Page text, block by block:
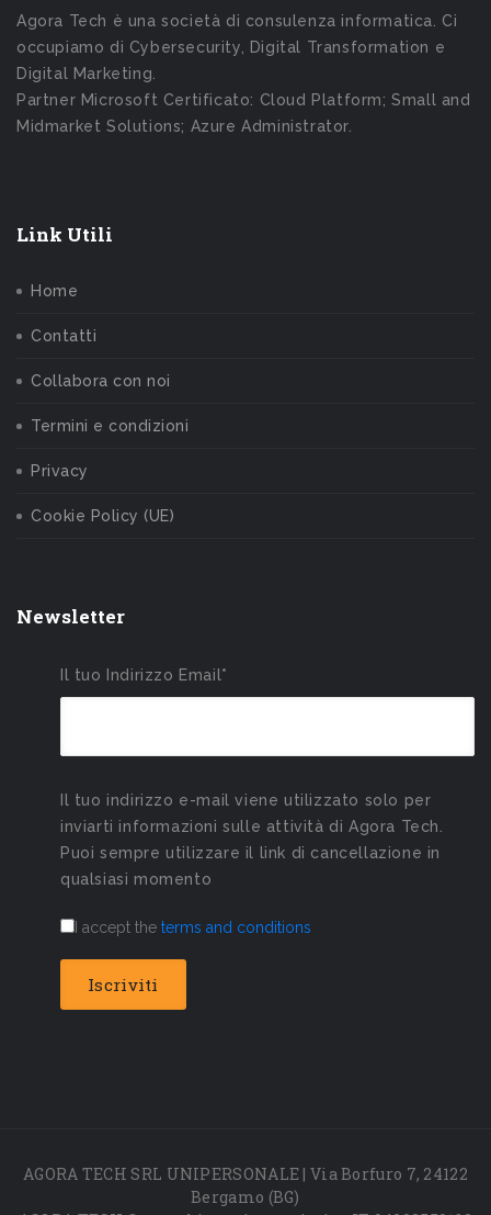
Agora Tech è una società di consulenza informatica. Ci
occupiamo di Cybersecurity, Digital Transformation e
Digital Marketing.
Partner Microsoft Certificato: Cloud Platform; Small and
Midmarket Solutions; Azure Administrator.
Link Utili
Home
Contatti
Collabora con noi
Termini e condizioni
Privacy
Cookie Policy (UE)
Newsletter
Il tuo Indirizzo Email*
Il tuo indirizzo e-mail viene utilizzato solo per
inviarti informazioni sulle attività di Agora Tech.
Puoi sempre utilizzare il link di cancellazione in
qualsiasi momento
I accept the terms and conditions
AGORA TECH SRL UNIPERSONALE | Via Borfuro 7, 24122
Bergamo (BG)